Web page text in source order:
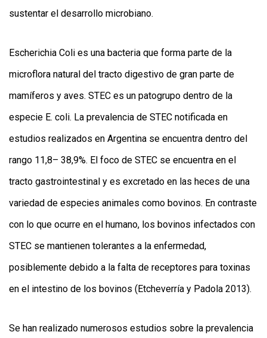
sustentar el desarrollo microbiano.
Escherichia Coli es una bacteria que forma parte de la
microflora natural del tracto digestivo de gran parte de
mamíferos y aves. STEC es un patogrupo dentro de la
especie E. coli. La prevalencia de STEC notificada en
estudios realizados en Argentina se encuentra dentro del
rango 11,8– 38,9%. El foco de STEC se encuentra en el
tracto gastrointestinal y es excretado en las heces de una
variedad de especies animales como bovinos. En contraste
con lo que ocurre en el humano, los bovinos infectados con
STEC se mantienen tolerantes a la enfermedad,
posiblemente debido a la falta de receptores para toxinas
en el intestino de los bovinos (Etcheverría y Padola 2013).
Se han realizado numerosos estudios sobre la prevalencia